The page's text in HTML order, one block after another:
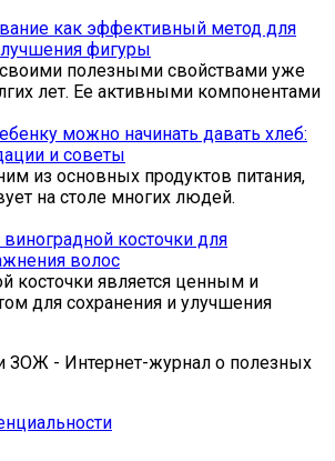
как эффективный метод для
фигуры
своими полезными свойствами уже
лет. Ее активными компонентами
можно начинать давать хлеб:
и советы
из основных продуктов питания,
на столе многих людей.
косточки для
волос
косточки является ценным и
для сохранения и улучшения
ЗОЖ - Интернет-журнал о полезных